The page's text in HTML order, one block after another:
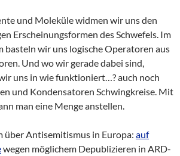
und Moleküle widmen wir uns den
Erscheinungsformen des Schwefels. Im
basteln wir uns logische Operatoren aus
Und wo wir gerade dabei sind,
uns in wie funktioniert…? auch noch
und Kondensatoren Schwingkreise. Mit
man eine Menge anstellen.
über Antisemitismus in Europa: auf
wegen möglichem Depublizieren in ARD-